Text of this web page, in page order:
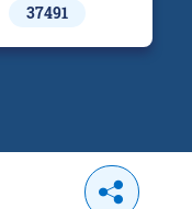
37491